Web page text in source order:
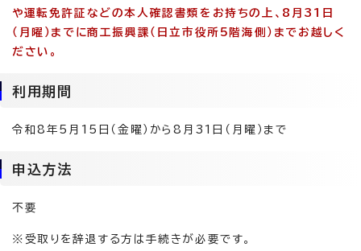
や運転免許証などの本人確認書類をお持ちの上、8月31日
（月曜）までに商工振興課（日立市役所5階海側）までお越しく
ださい。
利用期間
令和8年5月15日（金曜）から8月31日（月曜）まで
申込方法
不要
※受取りを辞退する方は手続きが必要です。